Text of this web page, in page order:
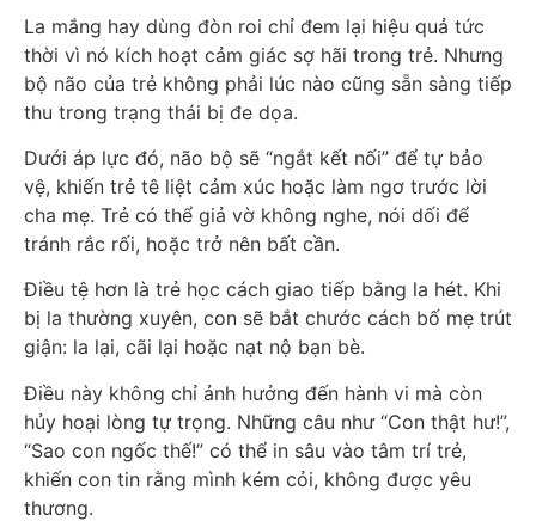
La mắng hay dùng đòn roi chỉ đem lại hiệu quả tức
thời vì nó kích hoạt cảm giác sợ hãi trong trẻ. Nhưng
bộ não của trẻ không phải lúc nào cũng sẵn sàng tiếp
thu trong trạng thái bị đe dọa.
Dưới áp lực đó, não bộ sẽ “ngắt kết nối” để tự bảo
vệ, khiến trẻ tê liệt cảm xúc hoặc làm ngơ trước lời
cha mẹ. Trẻ có thể giả vờ không nghe, nói dối để
tránh rắc rối, hoặc trở nên bất cần.
Điều tệ hơn là trẻ học cách giao tiếp bằng la hét. Khi
bị la thường xuyên, con sẽ bắt chước cách bố mẹ trút
giận: la lại, cãi lại hoặc nạt nộ bạn bè.
Điều này không chỉ ảnh hưởng đến hành vi mà còn
hủy hoại lòng tự trọng. Những câu như “Con thật hư!”,
“Sao con ngốc thế!” có thể in sâu vào tâm trí trẻ,
khiến con tin rằng mình kém cỏi, không được yêu
thương.